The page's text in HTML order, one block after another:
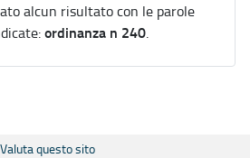
alcun risultato con le parole
ordinanza n 240.
Valuta questo sito